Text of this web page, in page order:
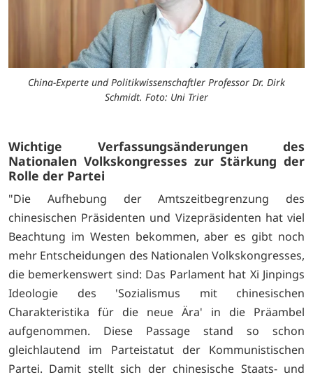
China-Experte und Politikwissenschaftler Professor Dr. Dirk
Schmidt. Foto: Uni Trier
Wichtige Verfassungsänderungen des
Nationalen Volkskongresses zur Stärkung der
Rolle der Partei
"Die Aufhebung der Amtszeitbegrenzung des
chinesischen Präsidenten und Vizepräsidenten hat viel
Beachtung im Westen bekommen, aber es gibt noch
mehr Entscheidungen des Nationalen Volkskongresses,
die bemerkenswert sind: Das Parlament hat Xi Jinpings
Ideologie des 'Sozialismus mit chinesischen
Charakteristika für die neue Ära' in die Präambel
aufgenommen. Diese Passage stand so schon
gleichlautend im Parteistatut der Kommunistischen
Partei. Damit stellt sich der chinesische Staats- und